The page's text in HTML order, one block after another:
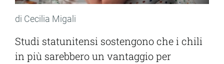
di Cecilia Migali
Studi statunitensi sostengono che i chili
in più sarebbero un vantaggio per